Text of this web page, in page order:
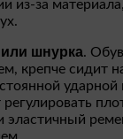
из-за
шнурка.
крепче сидит
ударной
эластичный